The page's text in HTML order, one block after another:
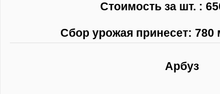
Стоимость за шт. :
Сбор урожая принесет: 780
Арбуз